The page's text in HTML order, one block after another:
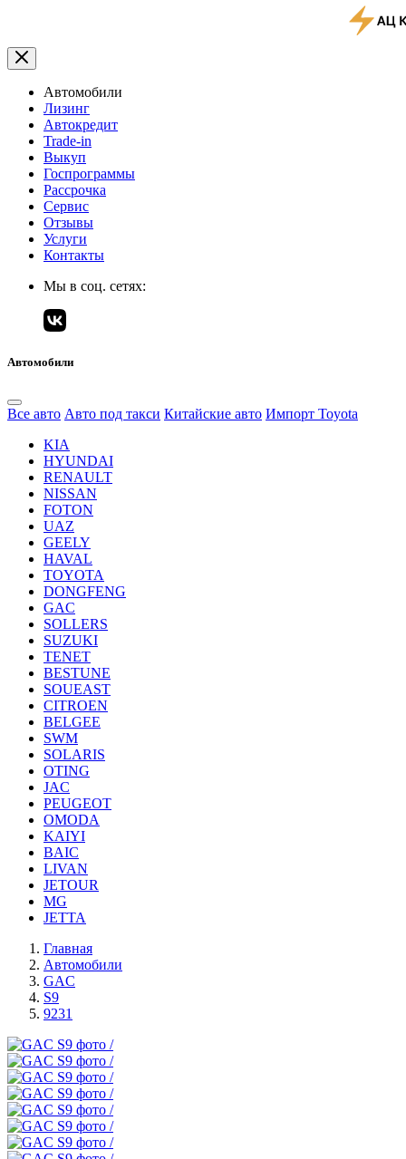
Автомобили
Лизинг
Автокредит
Trade-in
Выкуп
Госпрограммы
Рассрочка
Сервис
Отзывы
Услуги
Контакты
Мы в соц. сетях:
Автомобили
Все авто Авто под такси Китайские авто Импорт Toyota
KIA
HYUNDAI
RENAULT
NISSAN
FOTON
UAZ
GEELY
HAVAL
TOYOTA
DONGFENG
GAC
SOLLERS
SUZUKI
TENET
BESTUNE
SOUEAST
CITROEN
BELGEE
SWM
SOLARIS
OTING
JAC
PEUGEOT
OMODA
KAIYI
BAIC
LIVAN
JETOUR
MG
JETTA
Главная
Автомобили
GAC
S9
9231